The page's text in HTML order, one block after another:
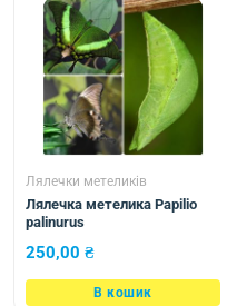
Лялечки метеликів
Лялечка метелика Papilio
palinurus
250,00 ₴
В кошик